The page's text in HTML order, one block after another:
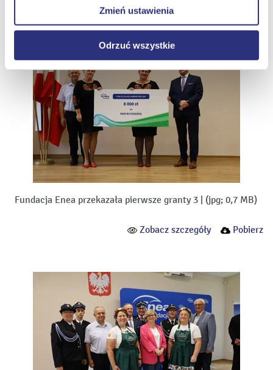
Zmień ustawienia
Odrzuć wszystkie
Fundacja Enea przekazała pierwsze granty 3 (jpg; 0,7 MB)
Zobacz szczegóły Pobierz